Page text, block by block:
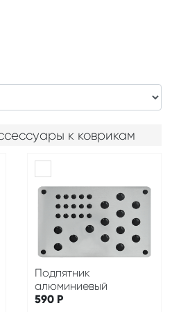
к коврикам
Подпятник
алюминиевый
590 Р